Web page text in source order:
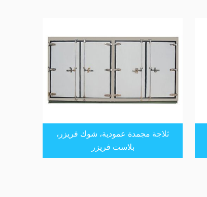
ثلاجة مجمدة عمودية، شوك فريزر،
بلاست فريزر